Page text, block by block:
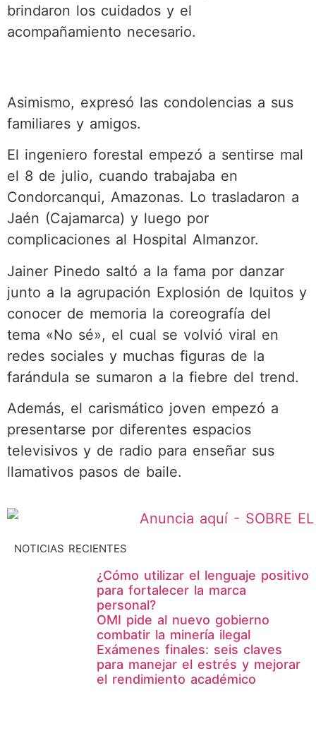
brindaron los cuidados y el
acompañamiento necesario.
Asimismo, expresó las condolencias a sus
familiares y amigos.
El ingeniero forestal empezó a sentirse mal
el 8 de julio, cuando trabajaba en
Condorcanqui, Amazonas. Lo trasladaron a
Jaén (Cajamarca) y luego por
complicaciones al Hospital Almanzor.
Jainer Pinedo saltó a la fama por danzar
junto a la agrupación Explosión de Iquitos y
conocer de memoria la coreografía del
tema «No sé», el cual se volvió viral en
redes sociales y muchas figuras de la
farándula se sumaron a la fiebre del trend.
Además, el carismático joven empezó a
presentarse por diferentes espacios
televisivos y de radio para enseñar sus
llamativos pasos de baile.
NOTICIAS RECIENTES
¿Cómo utilizar el lenguaje positivo
para fortalecer la marca
personal?
OMI pide al nuevo gobierno
combatir la minería ilegal
Exámenes finales: seis claves
para manejar el estrés y mejorar
el rendimiento académico